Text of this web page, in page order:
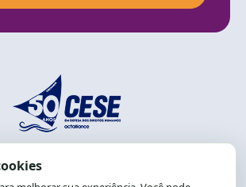
End.: R. da Graça, 150. Graça
CEP: 40.150-055